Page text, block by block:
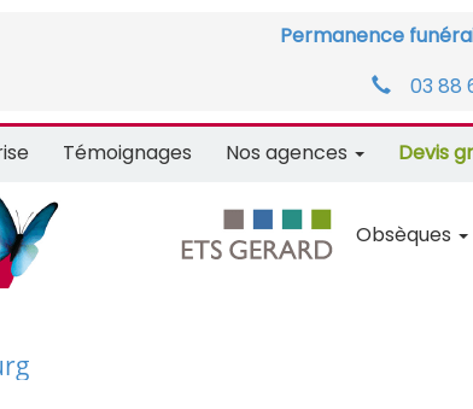
Permanence
03 88
Témoignages Nos agences Devis
Obsèques